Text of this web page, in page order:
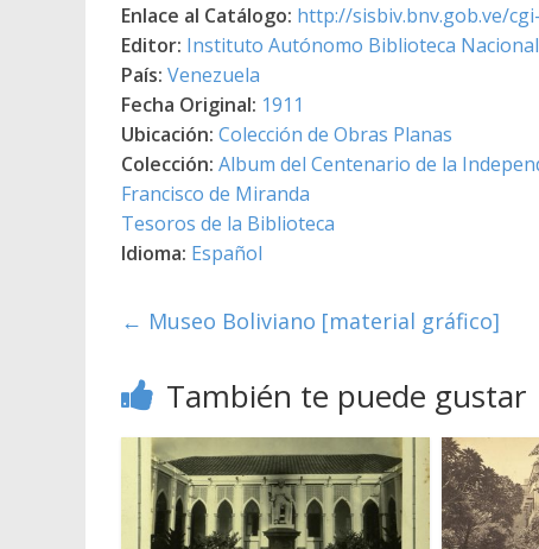
Enlace al Catálogo: http://sisbiv.bnv.gob.ve/
Editor: Instituto Autónomo Biblioteca
País: Venezuela
Fecha Original: 1911
Ubicación: Colección de Obras Planas
Colección: Album del Centenario de la
Francisco de Miranda
Tesoros de la Biblioteca
Idioma: Español
← Museo Boliviano [material gráfico]
También te puede gustar